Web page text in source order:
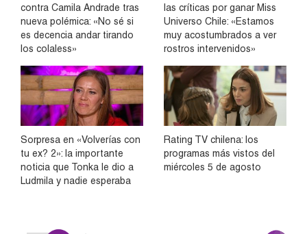
contra Camila Andrade tras
nueva polémica: «No sé si
es decencia andar tirando
los colaless»
las críticas por ganar Miss
Universo Chile: «Estamos
muy acostumbrados a ver
rostros intervenidos»
Sorpresa en «Volverías con
tu ex? 2»: la importante
noticia que Tonka le dio a
Ludmila y nadie esperaba
Rating TV chilena: los
programas más vistos del
miércoles 5 de agosto